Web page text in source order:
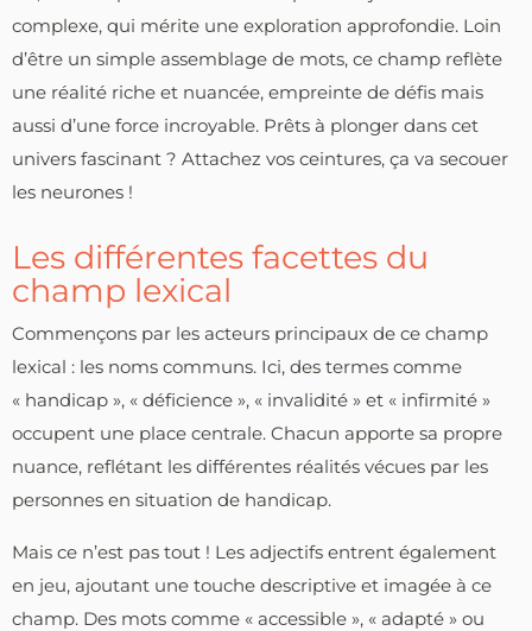
complexe, qui mérite une exploration approfondie. Loin
d’être un simple assemblage de mots, ce champ reflète
une réalité riche et nuancée, empreinte de défis mais
aussi d’une force incroyable. Prêts à plonger dans cet
univers fascinant ? Attachez vos ceintures, ça va secouer
les neurones !
Les différentes facettes du
champ lexical
Commençons par les acteurs principaux de ce champ
lexical : les noms communs. Ici, des termes comme
« handicap », « déficience », « invalidité » et « infirmité »
occupent une place centrale. Chacun apporte sa propre
nuance, reflétant les différentes réalités vécues par les
personnes en situation de handicap.
Mais ce n’est pas tout ! Les adjectifs entrent également
en jeu, ajoutant une touche descriptive et imagée à ce
champ. Des mots comme « accessible », « adapté » ou